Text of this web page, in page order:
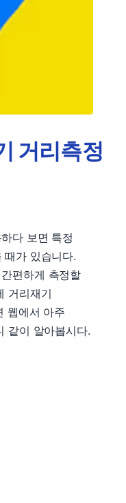
거리측정
다 보면 특정
때가 있습니다.
편하게 측정할
거리재기
웹에서 아주
같이 알아봅시다.